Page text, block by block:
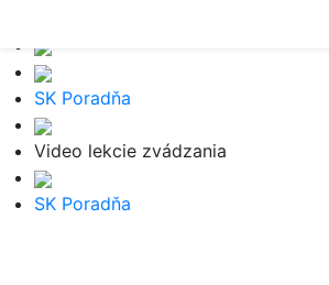
SK Poradňa
Video lekcie zvádzania
SK Poradňa